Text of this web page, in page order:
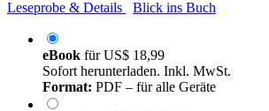
Leseprobe & Details
Blick ins Buch
eBook fürUS$ 18,99
Sofort herunterladen. Inkl. MwSt.
Format: PDF – für alle Geräte